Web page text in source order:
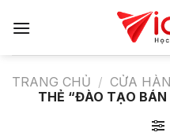
qua
TRANG CHỦ / CỬA
THẺ “ĐÀO TẠO BÁN